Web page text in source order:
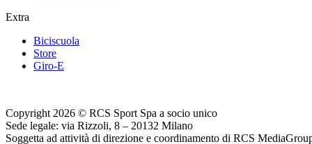
Extra
Biciscuola
Store
Giro-E
Copyright 2026 © RCS Sport Spa a socio unico
Sede legale: via Rizzoli, 8 – 20132 Milano
Soggetta ad attività di direzione e coordinamento di RCS